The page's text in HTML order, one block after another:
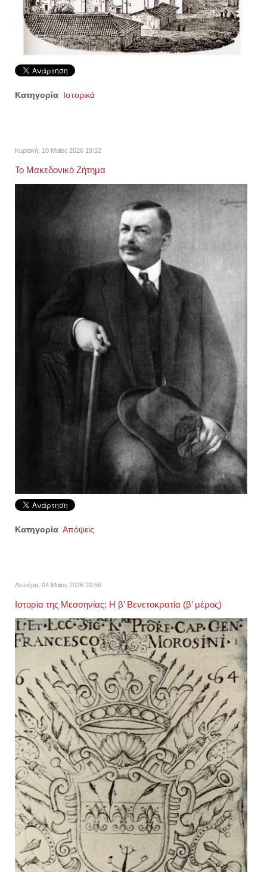
Κατηγορία Ιστορικά
Κυριακή, 10 Μαϊος 2026 19:32
Το Μακεδονικό Ζήτημα
Κατηγορία Απόψεις
Δευτέρα, 04 Μαϊος 2026 20:56
Ιστορία της Μεσσηνίας: Η β’ Βενετοκρατία (β’ μέρος)